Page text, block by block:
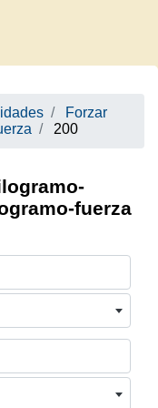
Forzar
200
fuerza